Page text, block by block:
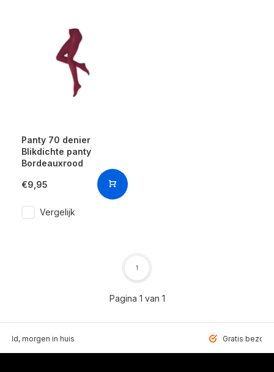
Panty 70 denier
Blikdichte panty
Bordeauxrood
€9,95
Vergelijk
Pagina 1 van 1
1
morgen in huis Gratis